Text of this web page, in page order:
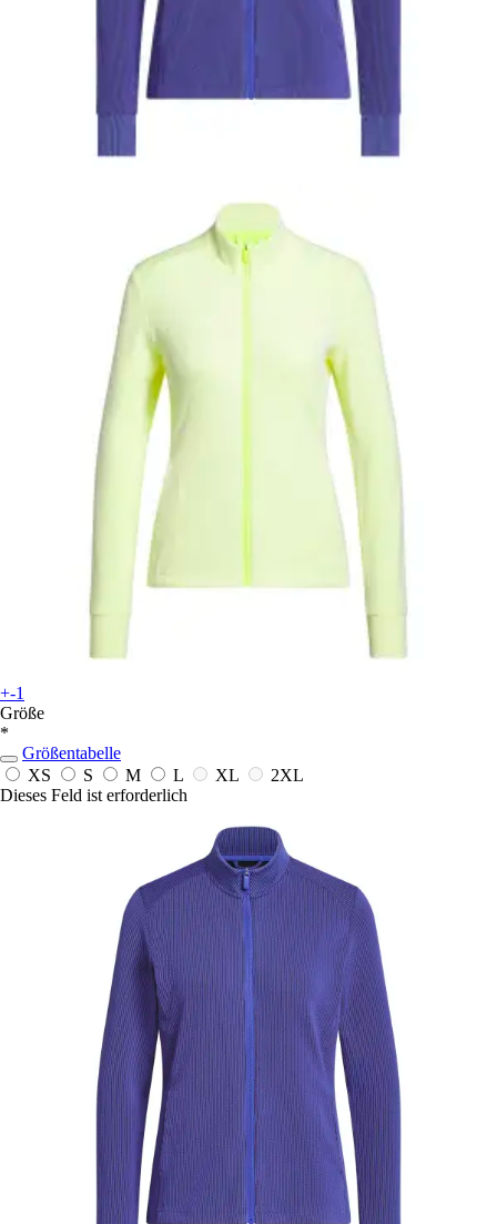
+-1
Größe
*
Größentabelle
XS
S M L XL
2XL
Dieses Feld ist erforderlich